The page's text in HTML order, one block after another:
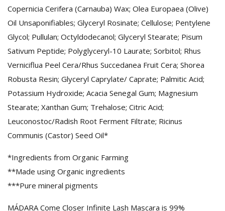
Copernicia Cerifera (Carnauba) Wax; Olea Europaea (Olive)
Oil Unsaponifiables; Glyceryl Rosinate; Cellulose; Pentylene
Glycol; Pullulan; Octyldodecanol; Glyceryl Stearate; Pisum
Sativum Peptide; Polyglyceryl-10 Laurate; Sorbitol; Rhus
Verniciflua Peel Cera/Rhus Succedanea Fruit Cera; Shorea
Robusta Resin; Glyceryl Caprylate/ Caprate; Palmitic Acid;
Potassium Hydroxide; Acacia Senegal Gum; Magnesium
Stearate; Xanthan Gum; Trehalose; Citric Acid;
Leuconostoc/Radish Root Ferment Filtrate; Ricinus
Communis (Castor) Seed Oil*
*Ingredients from Organic Farming
**Made using Organic ingredients
***Pure mineral pigments
MÁDARA Come Closer Infinite Lash Mascara is 99%